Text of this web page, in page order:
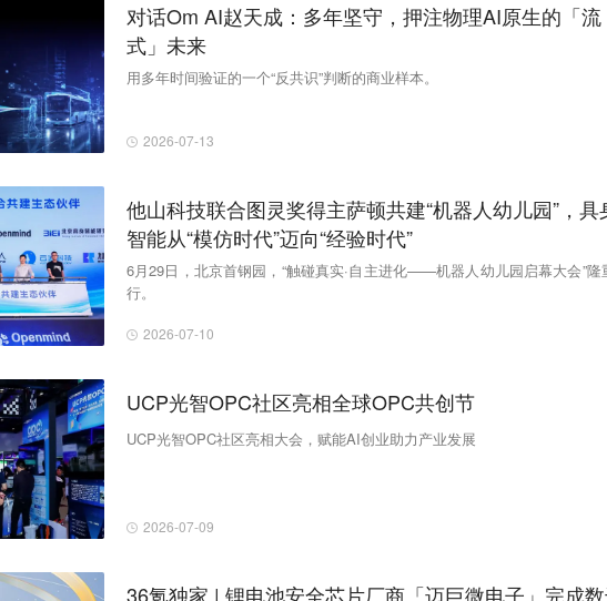
对话Om AI赵天成：多年坚守，押注物理AI原生的「流
式」未来
用多年时间验证的一个“反共识”判断的商业样本。
2026-07-13
他山科技联合图灵奖得主萨顿共建“机器人幼儿园”，具
智能从“模仿时代”迈向“经验时代”
6月29日，北京首钢园，“触碰真实·自主进化——机器人幼儿园启幕大会”隆
行。
2026-07-10
UCP光智OPC社区亮相全球OPC共创节
UCP光智OPC社区亮相大会，赋能AI创业助力产业发展
2026-07-09
36氪独家 | 锂电池安全芯片厂商「迈巨微电子」完成